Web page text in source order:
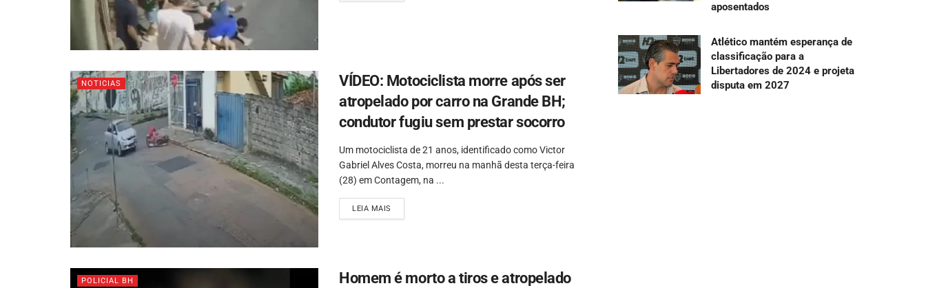
NOTICIAS
VÍDEO: Motociclista morre após ser
atropelado por carro na Grande BH;
condutor fugiu sem prestar socorro
Um motociclista de 21 anos, identificado como Victor
Gabriel Alves Costa, morreu na manhã desta terça-feira
(28) em Contagem, na ...
LEIA MAIS
POLICIAL BH
Homem é morto a tiros e atropelado
aposentados
Atlético mantém esperança de
classificação para a
Libertadores de 2024 e projeta
disputa em 2027